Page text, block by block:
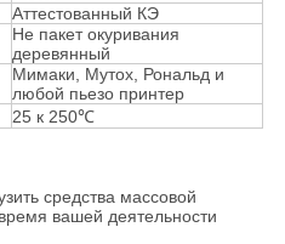
Аттестованный КЭ
Не пакет окуривания
деревянный
Мимаки, Мутох, Рональд и
любой пьезо принтер
25 к 250℃
средства массовой
вашей деятельности